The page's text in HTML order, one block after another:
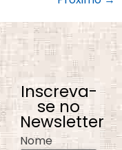
Inscreva-
se no
Newsletter
Nome